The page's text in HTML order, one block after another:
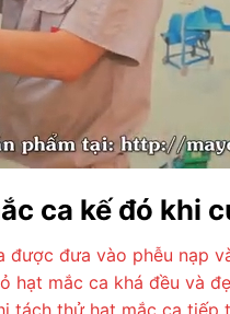
ca kế đó khi
được đưa vào phễu nạp
hạt mắc ca khá đều và
tách thử hạt mắc ca